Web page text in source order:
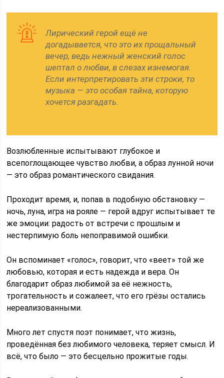
Лирический герой ещё не
догадывается, что это их прощальный
вечер, ведь нежный женский голос
шептал о любви, в слезах изнемогая.
Если интерпретировать эти строки, то
музыка — это особая тайна, которую
хочется разгадать.
Возлюбленные испытывают глубокое и
всепоглощающее чувство любви, а образ лунной ночи
— это образ романтического свидания.
Проходит время, и, попав в подобную обстановку —
ночь, луна, игра на рояле — герой вдруг испытывает те
же эмоции: радость от встречи с прошлым и
нестерпимую боль непоправимой ошибки.
Он вспоминает «голос», говорит, что «веет» той же
любовью, которая и есть надежда и вера. Он
благодарит образ любимой за её нежность,
трогательность и сожалеет, что его грёзы остались
нереализованными.
Много лет спустя поэт понимает, что жизнь,
проведённая без любимого человека, теряет смысл. И
всё, что было — это бесцельно прожитые годы.